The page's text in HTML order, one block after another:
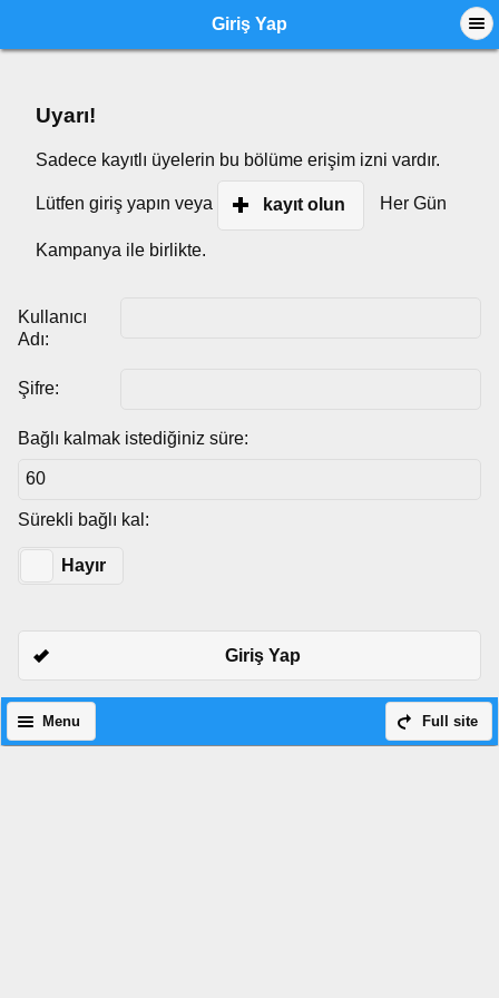
Giriş Yap
Uyarı!
Sadece kayıtlı üyelerin bu bölüme erişim izni vardır.
Lütfen giriş yapın veya kayıt olun Her Gün
Kampanya ile birlikte.
Kullanıcı
Adı:
Şifre:
Bağlı kalmak istediğiniz süre:
Sürekli bağlı kal:
Hayır
Giriş Yap
Full site
Menu